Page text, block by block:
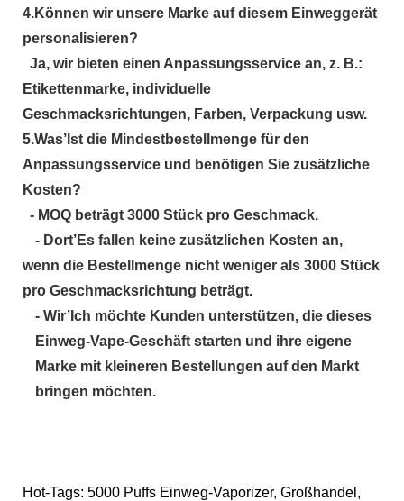
4.Können wir unsere Marke auf diesem Einweggerät
personalisieren?
Ja, wir bieten einen Anpassungsservice an, z. B.:
Etikettenmarke, individuelle
Geschmacksrichtungen, Farben, Verpackung usw.
5.Was’ Ist die Mindestbestellmenge für den
Anpassungsservice und benötigen Sie zusätzliche
Kosten?
- MOQ beträgt 3000 Stück pro Geschmack.
- Dort’Es fallen keine zusätzlichen Kosten an,
wenn die Bestellmenge nicht weniger als 3000 Stück
pro Geschmacksrichtung beträgt.
- Wir’ Ich möchte Kunden unterstützen, die dieses
Einweg-Vape-Geschäft starten und ihre eigene
Marke mit kleineren Bestellungen auf den Markt
bringen möchten.
Hot-Tags: 5000 Puffs Einweg-Vaporizer, Großhandel,